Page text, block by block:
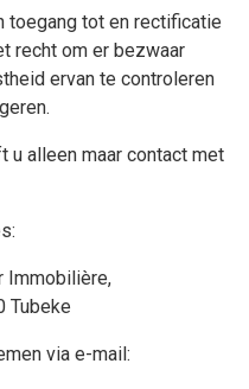
toegang tot en rectificatie
recht om er bezwaar
ervan te controleren
u alleen maar contact met
Immobilière,
Tubeke
via e-mail: